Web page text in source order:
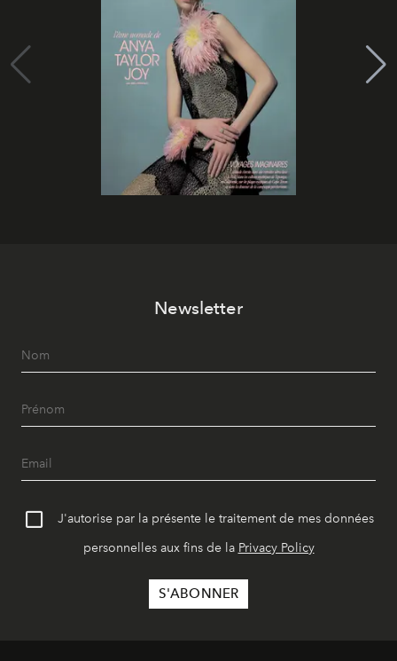
Newsletter
J'autorise par la présente le traitement de mes données
personnelles aux fins de la Privacy Policy